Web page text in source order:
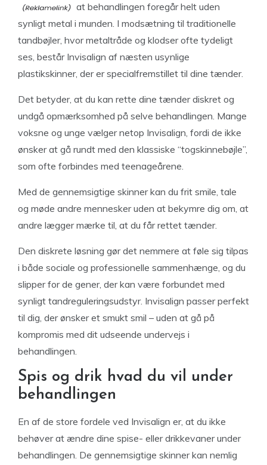
at behandlingen foregår helt uden
synligt metal i munden. I modsætning til traditionelle
tandbøjler, hvor metaltråde og klodser ofte tydeligt
ses, består Invisalign af næsten usynlige
plastikskinner, der er specialfremstillet til dine tænder.
Det betyder, at du kan rette dine tænder diskret og
undgå opmærksomhed på selve behandlingen. Mange
voksne og unge vælger netop Invisalign, fordi de ikke
ønsker at gå rundt med den klassiske “togskinnebøjle”,
som ofte forbindes med teenageårene.
Med de gennemsigtige skinner kan du frit smile, tale
og møde andre mennesker uden at bekymre dig om, at
andre lægger mærke til, at du får rettet tænder.
Den diskrete løsning gør det nemmere at føle sig tilpas
i både sociale og professionelle sammenhænge, og du
slipper for de gener, der kan være forbundet med
synligt tandreguleringsudstyr. Invisalign passer perfekt
til dig, der ønsker et smukt smil – uden at gå på
kompromis med dit udseende undervejs i
behandlingen.
Spis og drik hvad du vil under
behandlingen
En af de store fordele ved Invisalign er, at du ikke
behøver at ændre dine spise- eller drikkevaner under
behandlingen. De gennemsigtige skinner kan nemlig